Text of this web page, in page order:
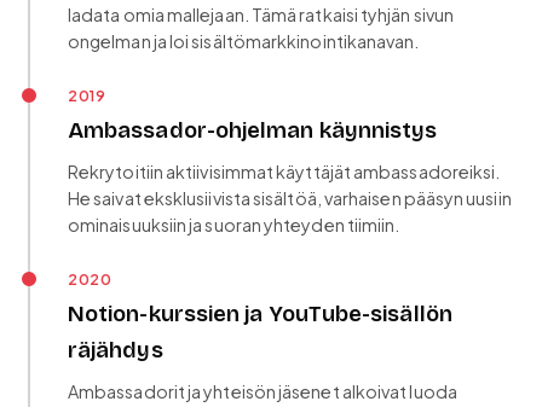
ladata omia mallejaan. Tämä ratkaisi tyhjän sivun
ongelman ja loi sisältömarkkinointikanavan.
2019
Ambassador-ohjelman käynnistys
Rekrytoitiin aktiivisimmat käyttäjät ambassadoreiksi.
He saivat eksklusiivista sisältöä, varhaisen pääsyn uusiin
ominaisuuksiin ja suoran yhteyden tiimiin.
2020
Notion-kurssien ja YouTube-sisällön
räjähdys
Ambassadorit ja yhteisön jäsenet alkoivat luoda